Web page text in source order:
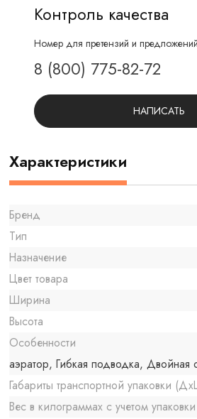
Контроль качества
Номер для претензий и
8 (800) 775-82-72
НАПИСАТЬ
Характеристики
Бренд
Тип
Назначение
Цвет товара
Ширина
Высота
Особенности
аэратор, Гибкая подводка, Двойная
Габариты транспортной упаковки
Вес в килограммах с учетом упаковки